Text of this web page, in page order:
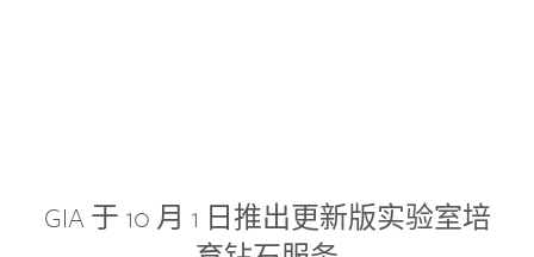
GIA 于 10 月 1 日推出更新版实验室培